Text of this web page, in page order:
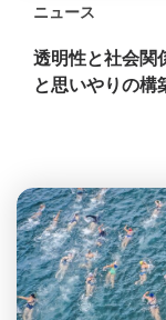
ニュース
透明性と社会関
と思いやりの構